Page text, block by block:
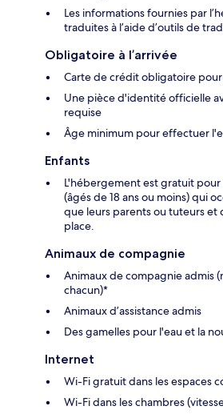
Les informations fournies par
traduites à l’aide d’outils de
Obligatoire à l’arrivée
Carte de crédit obligatoire pour
Une pièce d'identité officielle
requise
Âge minimum pour effectuer
Enfants
L'hébergement est gratuit
(âgés de 18 ans ou moins) qui
que leurs parents ou tuteurs et
place.
Animaux de compagnie
Animaux de compagnie admis
chacun)*
Animaux d’assistance admis
Des gamelles pour l'eau et la
Internet
Wi-Fi gratuit dans les espaces
Wi-Fi dans les chambres